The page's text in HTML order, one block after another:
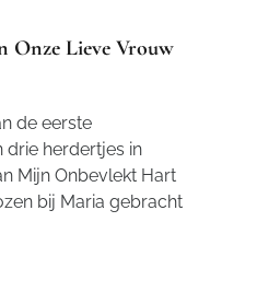
Onze Lieve Vrouw
de eerste
drie herdertjes in
Mijn Onbevlekt Hart
bij Maria gebracht